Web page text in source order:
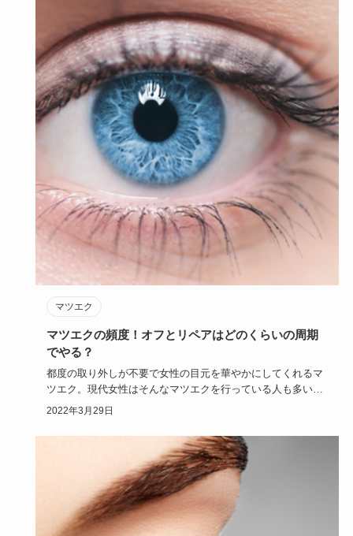
マツエク
マツエクの頻度！オフとリペアはどのくらいの周期
でやる？
都度の取り外しが不要で女性の目元を華やかにしてくれるマ
ツエク。現代女性はそんなマツエクを行っている人も多いで
すが、マツエク…
2022年3月29日